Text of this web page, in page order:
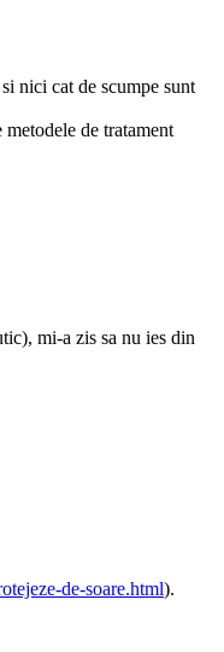
nici cat de scumpe sunt
de tratament
mi-a zis sa nu ies din
de-soare.html).